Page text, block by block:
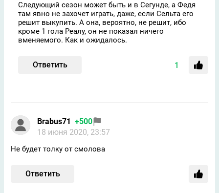
Следующий сезон может быть и в Сегунде, а Федя
там явно не захочет играть, даже, если Сельта его
решит выкупить. А она, вероятно, не решит, ибо
кроме 1 гола Реалу, он не показал ничего
вменяемого. Как и ожидалось.
Ответить 1
Brabus71 +500
18 июня 2020, 23:57
Не будет толку от смолова
Ответить